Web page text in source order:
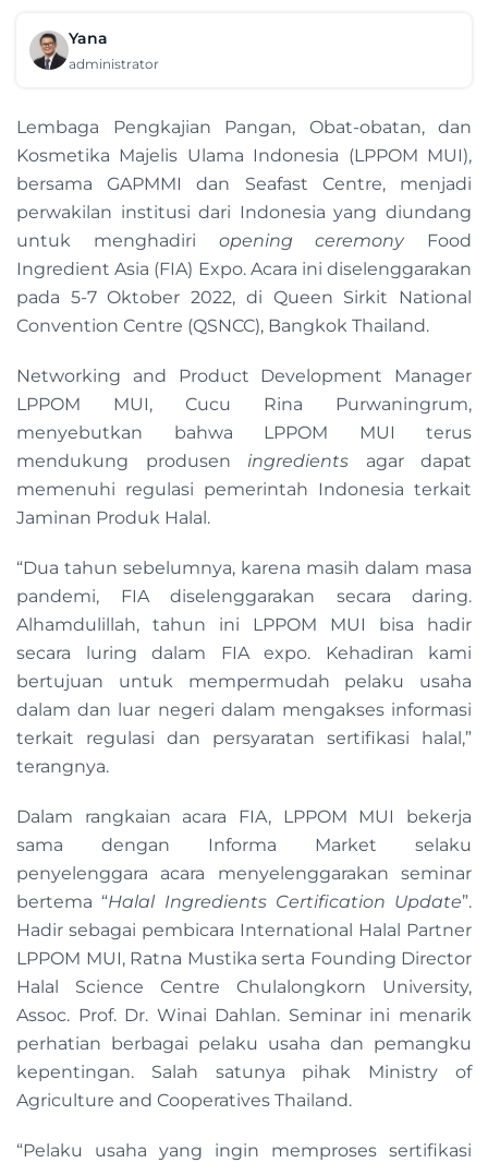
Yana
administrator
Lembaga Pengkajian Pangan, Obat-obatan, dan
Kosmetika Majelis Ulama Indonesia (LPPOM MUI),
bersama GAPMMI dan Seafast Centre, menjadi
perwakilan institusi dari Indonesia yang diundang
untuk menghadiri opening ceremonyFood
Ingredient Asia (FIA) Expo. Acara ini diselenggarakan
pada 5-7 Oktober 2022, di Queen Sirkit National
Convention Centre (QSNCC), Bangkok Thailand.
Networking and Product Development Manager
LPPOM MUI, Cucu Rina Purwaningrum,
menyebutkan bahwa LPPOM MUI terus
mendukung produsen ingredients agar dapat
memenuhi regulasi pemerintah Indonesia terkait
Jaminan Produk Halal.
“Dua tahun sebelumnya, karena masih dalam masa
pandemi, FIA diselenggarakan secara daring.
Alhamdulillah, tahun ini LPPOM MUI bisa hadir
secara luring dalam FIA expo. Kehadiran kami
bertujuan untuk mempermudah pelaku usaha
dalam dan luar negeri dalam mengakses informasi
terkait regulasi dan persyaratan sertifikasi halal,”
terangnya.
Dalam rangkaian acara FIA, LPPOM MUI bekerja
sama dengan Informa Market selaku
penyelenggara acara menyelenggarakan seminar
bertema “Halal Ingredients Certification Update”.
Hadir sebagai pembicara International Halal Partner
LPPOM MUI, Ratna Mustika serta Founding Director
Halal Science Centre Chulalongkorn University,
Assoc. Prof. Dr. Winai Dahlan. Seminar ini menarik
perhatian berbagai pelaku usaha dan pemangku
kepentingan. Salah satunya pihak Ministry of
Agriculture and Cooperatives Thailand.
“Pelaku usaha yang ingin memproses sertifikasi